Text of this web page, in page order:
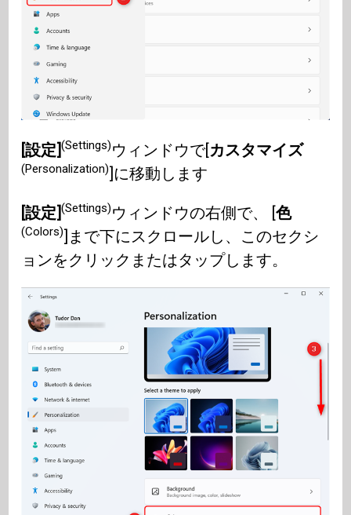
[設定](Settings)ウィンドウで[カスタマイズ
(Personalization)]に移動します
[設定](Settings)ウィンドウの右側で、 [色
(Colors)]まで下にスクロールし、このセクシ
ョンをクリックまたはタップします。